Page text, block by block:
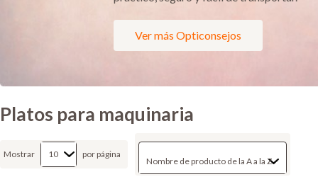
Ver más Opticonsejos
Platos para maquinaria
Mostrar por página